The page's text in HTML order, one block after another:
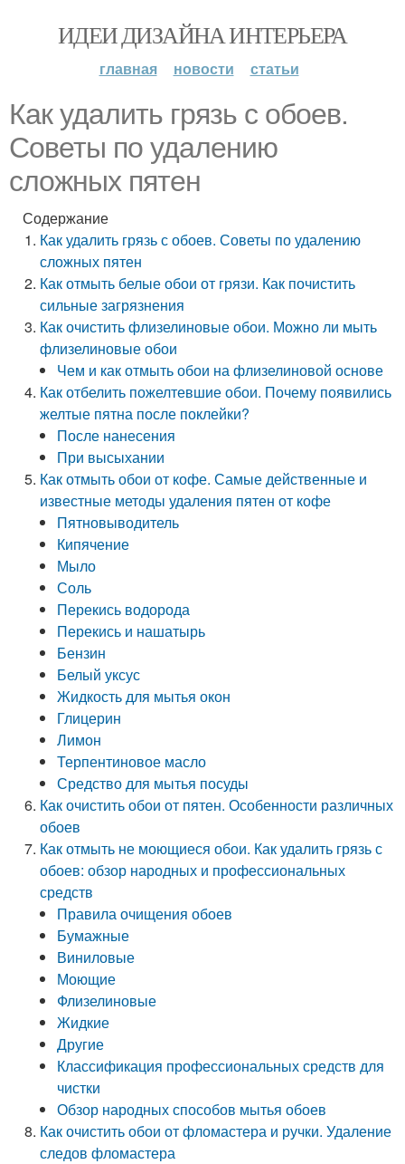
ИДЕИ ДИЗАЙНА ИНТЕРЬЕРА
главная новости статьи
Как удалить грязь с обоев.
Советы по удалению
сложных пятен
Содержание
Как удалить грязь с обоев. Советы по удалению
сложных пятен
Как отмыть белые обои от грязи. Как почистить
сильные загрязнения
Как очистить флизелиновые обои. Можно ли мыть
флизелиновые обои
Чем и как отмыть обои на флизелиновой основе
Как отбелить пожелтевшие обои. Почему появились
желтые пятна после поклейки?
После нанесения
При высыхании
Как отмыть обои от кофе. Самые действенные и
известные методы удаления пятен от кофе
Пятновыводитель
Кипячение
Мыло
Соль
Перекись водорода
Перекись и нашатырь
Бензин
Белый уксус
Жидкость для мытья окон
Глицерин
Лимон
Терпентиновое масло
Средство для мытья посуды
Как очистить обои от пятен. Особенности различных
обоев
Как отмыть не моющиеся обои. Как удалить грязь с
обоев: обзор народных и профессиональных
средств
Правила очищения обоев
Бумажные
Виниловые
Моющие
Флизелиновые
Жидкие
Другие
Классификация профессиональных средств для
чистки
Обзор народных способов мытья обоев
Как очистить обои от фломастера и ручки. Удаление
следов фломастера